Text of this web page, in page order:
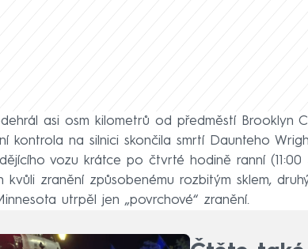
asi osm kilometrů od předměstí Brooklyn
kontrola na silnici skončila smrtí Daunteho
vozu krátce po čtvrté hodině ranní (11:00
kvůli zranění způsobenému rozbitým sklem,
utrpěl jen „povrchové“ zranění.